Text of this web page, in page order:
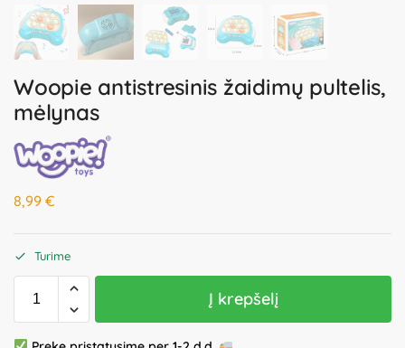
Woopie antistresinis žaidimų pultelis,
mėlynas
8,99 €
Turime
Į krepšelį